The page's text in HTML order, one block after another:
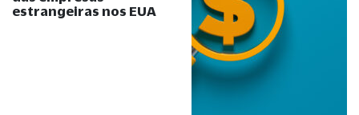
estrangeiras nos EUA